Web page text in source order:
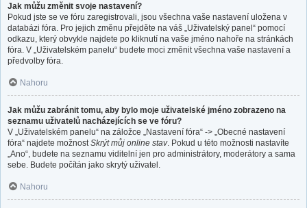
Jak můžu změnit svoje nastavení?
Pokud jste se ve fóru zaregistrovali, jsou všechna vaše nastavení uložena v
databázi fóra. Pro jejich změnu přejděte na váš „Uživatelský panel“ pomocí
odkazu, který obvykle najdete po kliknutí na vaše jméno nahoře na stránkách
fóra. V „Uživatelském panelu“ budete moci změnit všechna vaše nastavení a
předvolby fóra.
Nahoru
Jak můžu zabránit tomu, aby bylo moje uživatelské jméno zobrazeno na
seznamu uživatelů nacházejících se ve fóru?
V „Uživatelském panelu“ na záložce „Nastavení fóra“ -> „Obecné nastavení
fóra“ najdete možnost Skrýt můj online stav. Pokud u této možnosti nastavíte
„Ano“, budete na seznamu viditelní jen pro administrátory, moderátory a sama
sebe. Budete počítán jako skrytý uživatel.
Nahoru